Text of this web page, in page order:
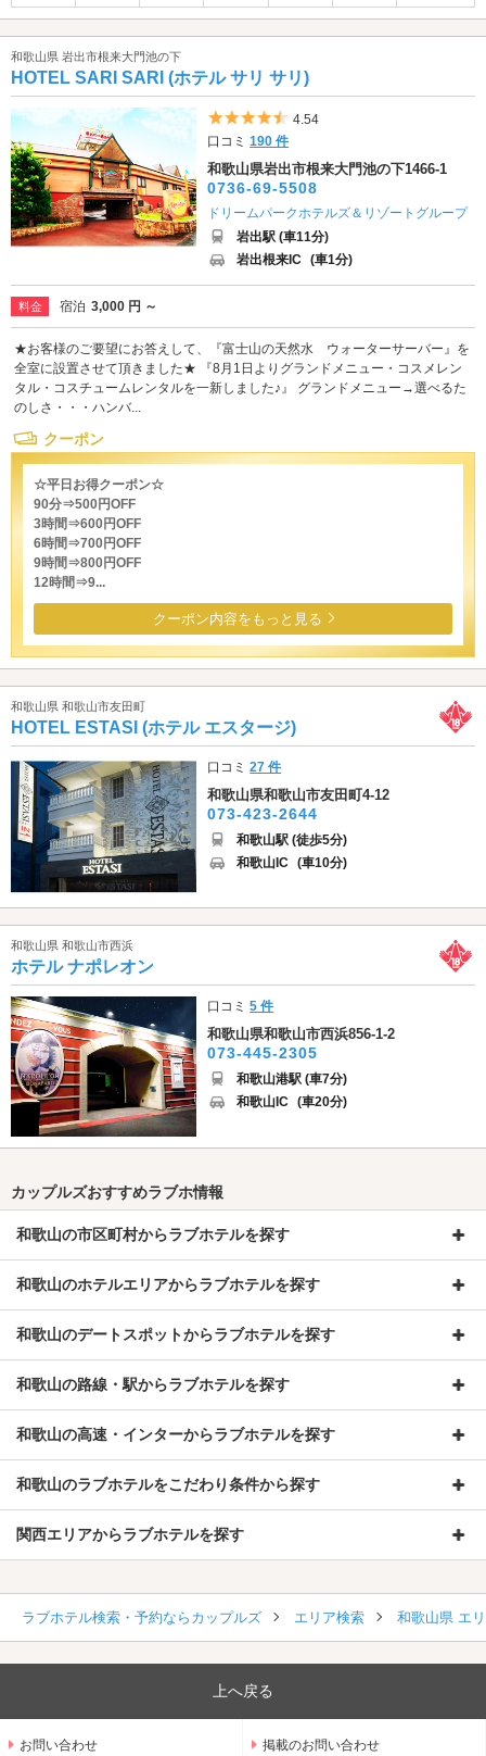
和歌山県 岩出市根来大門池の下
HOTEL SARI SARI (ホテル サリ サリ)
5つ星のうち4.5
4.54
口コミ190 件
和歌山県岩出市根来大門池の下1466-1
0736-69-5508
ドリームパークホテルズ＆リゾートグループ
岩出駅 (車11分)
岩出根来IC (車1分)
料金 宿泊 3,000 円 ～
★お客様のご要望にお答えして、『富士山の天然水 ウォーターサーバー』を
全室に設置させて頂きました★ 『8月1日よりグランドメニュー・コスメレン
タル・コスチュームレンタルを一新しました♪』 グランドメニュー→選べるた
のしさ・・・ハンバ...
クーポン
☆平日お得クーポン☆
90分⇒500円OFF
3時間⇒600円OFF
6時間⇒700円OFF
9時間⇒800円OFF
12時間⇒9...
クーポン内容をもっと見る
和歌山県 和歌山市友田町
HOTEL ESTASI (ホテル エスタージ)
口コミ27 件
和歌山県和歌山市友田町4-12
073-423-2644
和歌山駅 (徒歩5分)
和歌山IC (車10分)
和歌山県 和歌山市西浜
ホテル ナポレオン
口コミ5 件
和歌山県和歌山市西浜856-1-2
073-445-2305
和歌山港駅 (車7分)
和歌山IC (車20分)
カップルズおすすめラブホ情報
和歌山の市区町村からラブホテルを探す
和歌山のホテルエリアからラブホテルを探す
和歌山のデートスポットからラブホテルを探す
和歌山の路線・駅からラブホテルを探す
和歌山の高速・インターからラブホテルを探す
和歌山のラブホテルをこだわり条件から探す
関西エリアからラブホテルを探す
ラブホテル検索・予約ならカップルズ エリア検索 和歌山県 エ
上へ戻る
お問い合わせ 掲載のお問い合わせ